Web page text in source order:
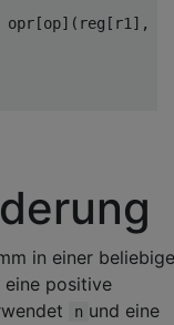
opr [op]( reg [ r1 ],
in einer
eine positive
n und eine